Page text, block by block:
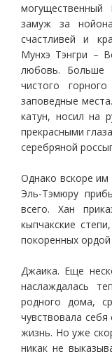
замуж за
счастливей и
Мунхэ Тэнгри –
любовь. Больше
чистого
заповедные
катун, носил на
прекрасными
серебряной
Однако вскоре им
Эль-Тэмюру
всего. Хан
кыпчакские
покоренных
Джаика. Еще
наслаждалась
родного дома,
чувствовала
жизнь. Но уже
никак не